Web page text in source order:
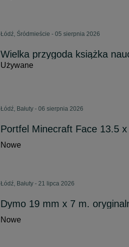
Łódź, Śródmieście - 05 sierpnia 2026
Wielka przygoda książka
Używane
Łódź, Bałuty - 06 sierpnia 2026
Portfel Minecraft Face 13.5
Nowe
Łódź, Bałuty - 21 lipca 2026
Dymo 19 mm x 7 m.
Nowe